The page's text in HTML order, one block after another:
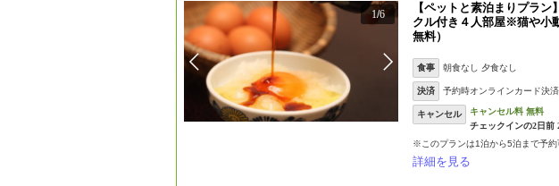
1/6
【ペットと素泊まりプラ
クル付き４人部屋※猫や小
無料）
食事 朝食なし 夕食なし
決済 予約時オンラインカード決
キャンセル
※このプランは1泊から5泊まで予約
詳細を見る